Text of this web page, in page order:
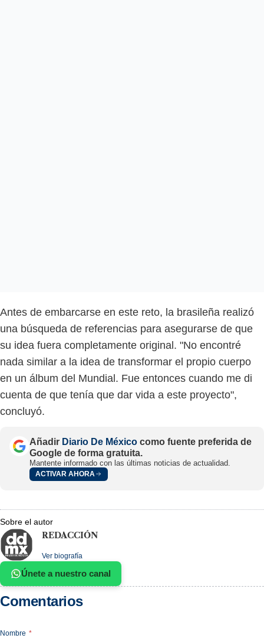
Antes de embarcarse en este reto, la brasileña realizó
una búsqueda de referencias para asegurarse de que
su idea fuera completamente original. "No encontré
nada similar a la idea de transformar el propio cuerpo
en un álbum del Mundial. Fue entonces cuando me di
cuenta de que tenía que dar vida a este proyecto",
concluyó.
Añadir Diario De México como fuente preferida de
Google de forma gratuita.
Mantente informado con las últimas noticias de actualidad.
ACTIVAR AHORA
Sobre el autor
REDACCIÓN
Ver biografía
Únete a nuestro canal
Comentarios
Nombre *